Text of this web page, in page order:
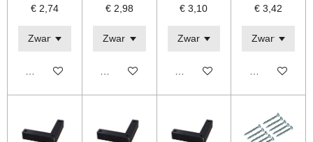
€ 2,74
Bekijk details
€ 2,98
Bekijk details
€ 3,10
Bekijk details
€ 3,42
Bekijk details